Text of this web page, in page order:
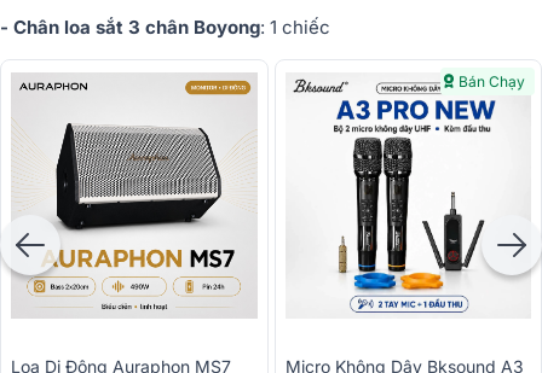
- Chân loa sắt 3 chân Boyong: 1 chiếc
Loa Di Động Auraphon MS7
Bán Chạy
Micro Không Dây Bksound A3